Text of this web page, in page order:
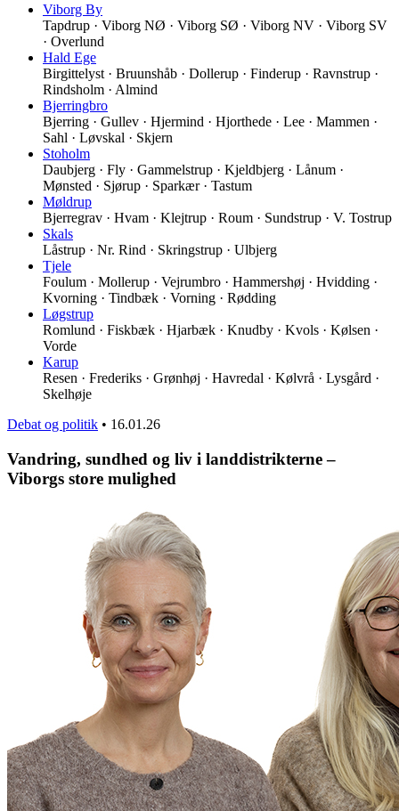
Viborg By
Tapdrup · Viborg NØ · Viborg SØ · Viborg NV · Viborg SV
· Overlund
Hald Ege
Birgittelyst · Bruunshåb · Dollerup · Finderup · Ravnstrup ·
Rindsholm · Almind
Bjerringbro
Bjerring · Gullev · Hjermind · Hjorthede · Lee · Mammen ·
Sahl · Løvskal · Skjern
Stoholm
Daubjerg · Fly · Gammelstrup · Kjeldbjerg · Lånum ·
Mønsted · Sjørup · Sparkær · Tastum
Møldrup
Bjerregrav · Hvam · Klejtrup · Roum · Sundstrup · V. Tostrup
Skals
Låstrup · Nr. Rind · Skringstrup · Ulbjerg
Tjele
Foulum · Mollerup · Vejrumbro · Hammershøj · Hvidding ·
Kvorning · Tindbæk · Vorning · Rødding
Løgstrup
Romlund · Fiskbæk · Hjarbæk · Knudby · Kvols · Kølsen ·
Vorde
Karup
Resen · Frederiks · Grønhøj · Havredal · Kølvrå · Lysgård ·
Skelhøje
Debat og politik • 16.01.26
Vandring, sundhed og liv i landdistrikterne –
Viborgs store mulighed